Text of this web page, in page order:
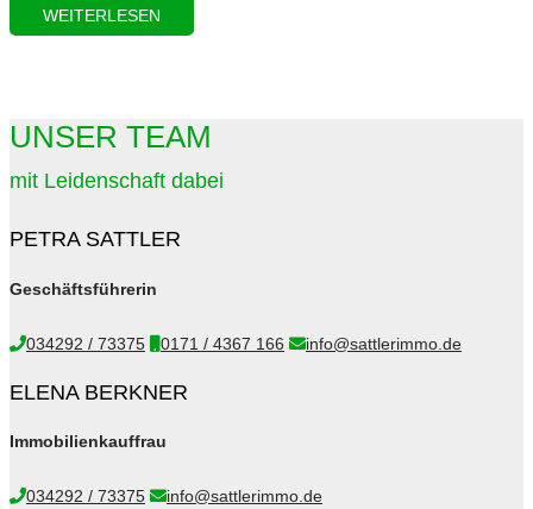
WEITERLESEN
UNSER TEAM
mit Leidenschaft dabei
PETRA SATTLER
Geschäftsführerin
034292 / 73375 0171 / 4367 166 info@sattlerimmo.de
ELENA BERKNER
Immobilienkauffrau
034292 / 73375 info@sattlerimmo.de